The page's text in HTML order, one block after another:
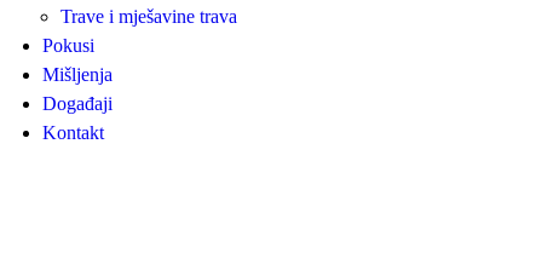
Trave i mješavine trava
Pokusi
Mišljenja
Događaji
Kontakt